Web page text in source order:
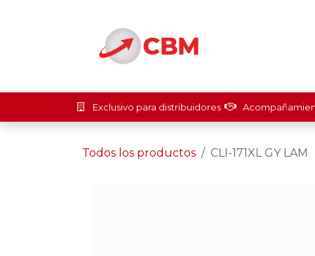
Exclusivo para distribuidores
Todos los productos CLI-171XL GY LAM